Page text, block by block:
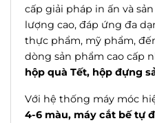
cấp giải pháp in ấn và
lượng cao, đáp ứng đa
thực phẩm, mỹ phẩm,
dòng sản phẩm cao cấp
hộp quà Tết, hộp đựng
Với hệ thống máy móc
4-6 màu, máy cắt bế tự